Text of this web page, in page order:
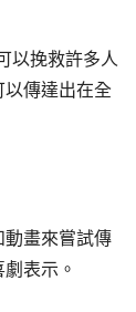
以挽救許多人
以傳達出在全
動畫來嘗試傳
表示。